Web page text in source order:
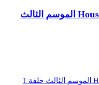
مسلسل House of the Dragon الموسم الثالث